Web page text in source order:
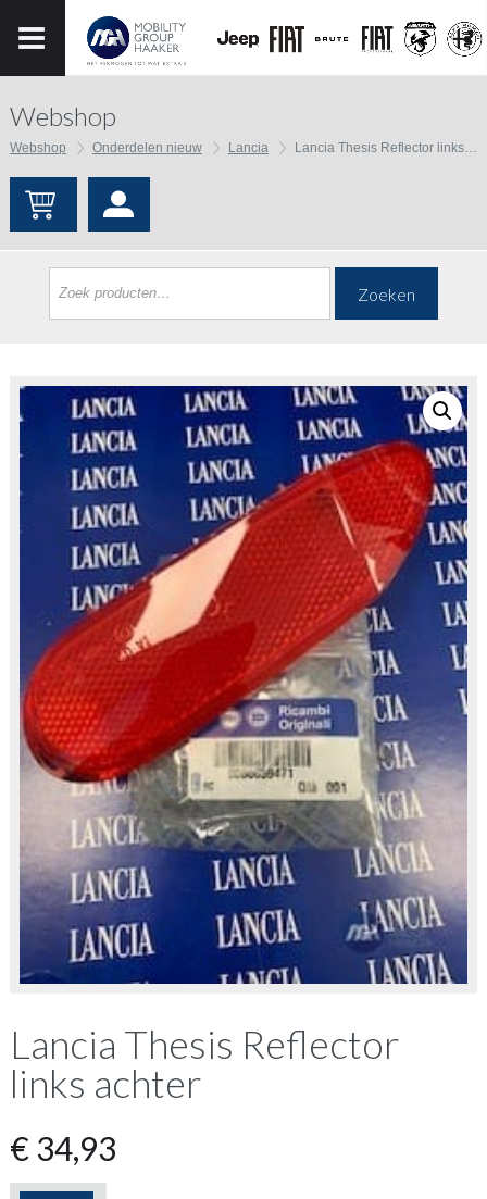
Webshop
Webshop Onderdelen nieuw Lancia Lancia Thesis Reflector links achter
Zoeken
Lancia Thesis Reflector
links achter
€34,93